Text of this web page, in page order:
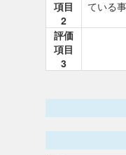
項目
2
ている
評価
項目
3